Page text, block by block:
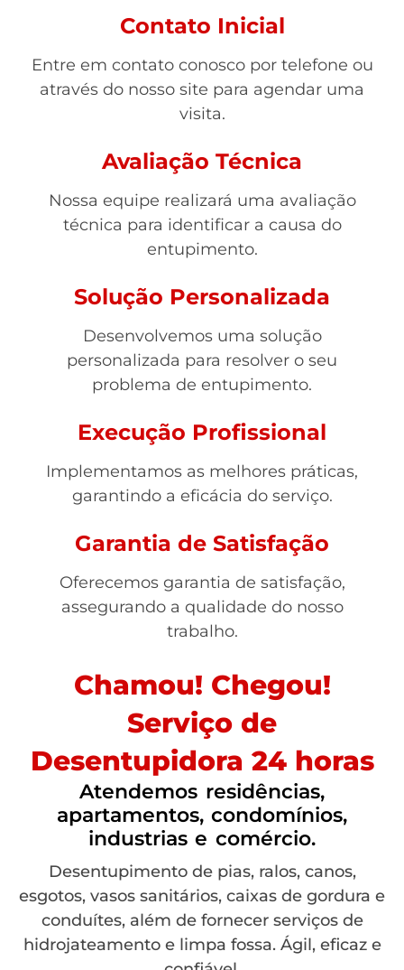
Contato Inicial
Entre em contato conosco por telefone ou
através do nosso site para agendar uma
visita.
Avaliação Técnica
Nossa equipe realizará uma avaliação
técnica para identificar a causa do
entupimento.
Solução Personalizada
Desenvolvemos uma solução
personalizada para resolver o seu
problema de entupimento.
Execução Profissional
Implementamos as melhores práticas,
garantindo a eficácia do serviço.
Garantia de Satisfação
Oferecemos garantia de satisfação,
assegurando a qualidade do nosso
trabalho.
Chamou! Chegou!
Serviço de
Desentupidora 24 horas
Atendemos residências,
apartamentos, condomínios,
industrias e comércio.
Desentupimento de pias, ralos, canos,
esgotos, vasos sanitários, caixas de gordura e
conduítes, além de fornecer serviços de
hidrojateamento e limpa fossa. Ágil, eficaz e